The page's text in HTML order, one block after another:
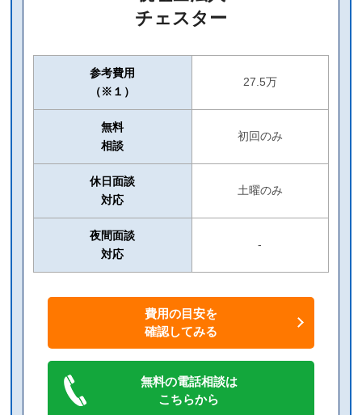
チェスター
参考費用
（※１）
27.5万
無料
相談
初回のみ
休日面談
対応
土曜のみ
夜間面談
対応
-
費用の目安を
確認してみる
無料の電話相談は
こちらから